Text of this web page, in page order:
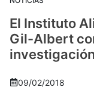
El Instituto
Gil-Albert
09/02/2018